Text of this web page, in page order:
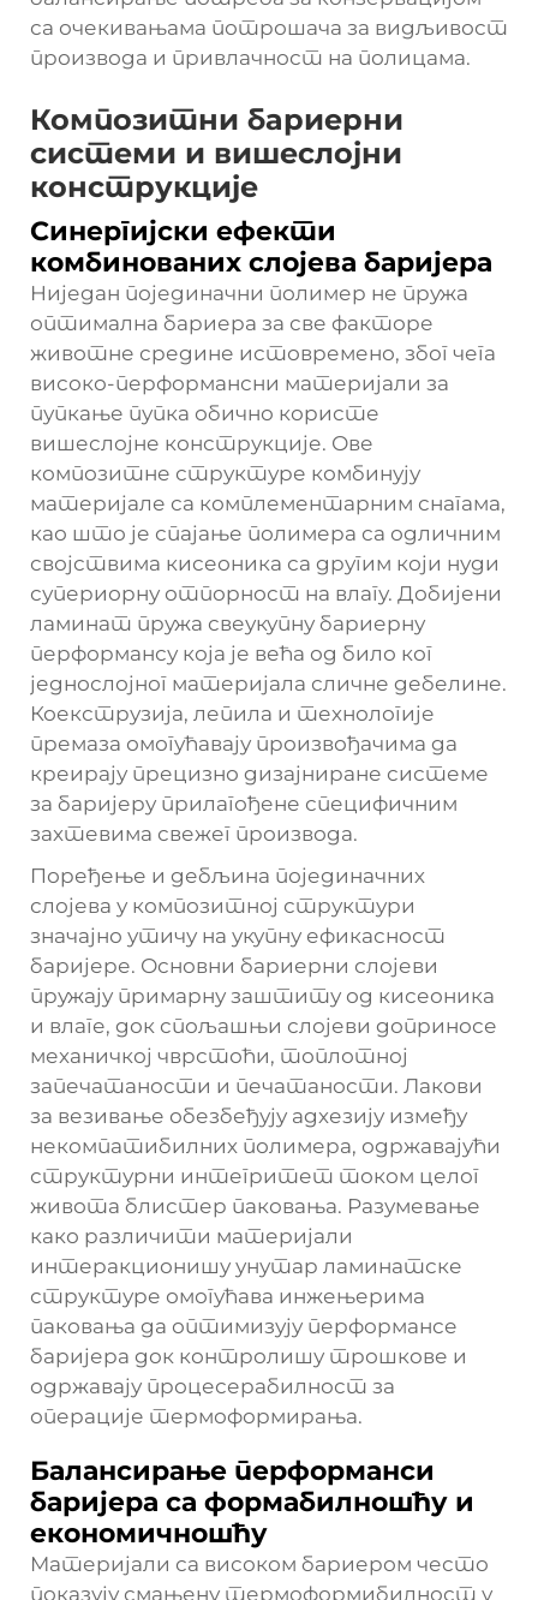
са очекивањама потрошача за видљивост
производа и привлачност на полицама.
Композитни бариерни
системи и вишеслојни
конструкције
Синергијски ефекти
комбинованих слојева баријера
Ниједан појединачни полимер не пружа
оптимална бариера за све факторе
животне средине истовремено, због чега
високо-перформансни материјали за
пупкање пупка обично користе
вишеслојне конструкције. Ове
композитне структуре комбинују
материјале са комплементарним снагама,
као што је спајање полимера са одличним
својствима кисеоника са другим који нуди
супериорну отпорност на влагу. Добијени
ламинат пружа свеукупну бариерну
перформансу која је већа од било ког
једнослојног материјала сличне дебелине.
Коекструзија, лепила и технологије
премаза омогућавају произвођачима да
креирају прецизно дизајниране системе
за баријеру прилагођене специфичним
захтевима свежег производа.
Поређење и дебљина појединачних
слојева у композитној структури
значајно утичу на укупну ефикасност
баријере. Основни бариерни слојеви
пружају примарну заштиту од кисеоника
и влаге, док спољашњи слојеви доприносе
механичкој чврстоћи, топлотној
запечатаности и печатаности. Лакови
за везивање обезбеђују адхезију између
некомпатибилних полимера, одржавајући
структурни интегритет током целог
живота блистер паковања. Разумевање
како различити материјали
интеракционишу унутар ламинатске
структуре омогућава инжењерима
паковања да оптимизују перформансе
баријера док контролишу трошкове и
одржавају процесерабилност за
операције термоформирања.
Балансирање перформанси
баријера са формабилношћу и
економичношћу
Материјали са високом бариером често
показују смањену термоформибилност у